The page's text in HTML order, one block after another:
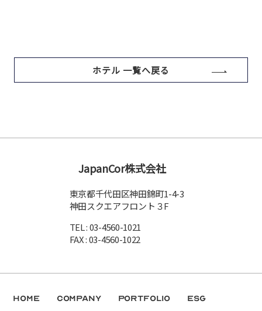
ホテル 一覧へ戻る
JapanCor株式会社
東京都千代田区神田錦町1-4-3
神田スクエアフロント３F
TEL : 03-4560-1021
FAX : 03-4560-1022
Home Company Portfolio ESG